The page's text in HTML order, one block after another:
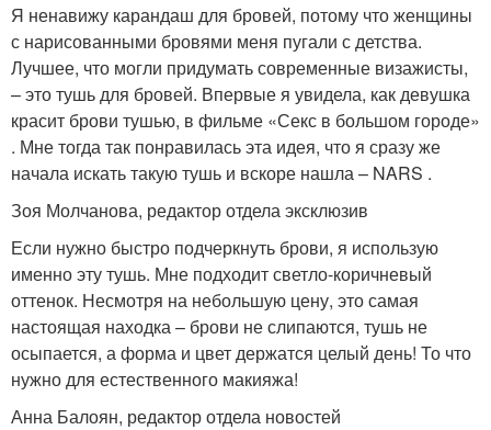
Я ненавижу карандаш для бровей, потому что женщины
с нарисованными бровями меня пугали с детства.
Лучшее, что могли придумать современные визажисты,
– это тушь для бровей. Впервые я увидела, как девушка
красит брови тушью, в фильме «Секс в большом городе»
. Мне тогда так понравилась эта идея, что я сразу же
начала искать такую тушь и вскоре нашла – NARS .
Зоя Молчанова, редактор отдела эксклюзив
Если нужно быстро подчеркнуть брови, я использую
именно эту тушь. Мне подходит светло-коричневый
оттенок. Несмотря на небольшую цену, это самая
настоящая находка – брови не слипаются, тушь не
осыпается, а форма и цвет держатся целый день! То что
нужно для естественного макияжа!
Анна Балоян, редактор отдела новостей